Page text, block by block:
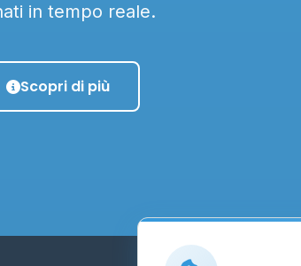
in tempo reale.
Scopri di più